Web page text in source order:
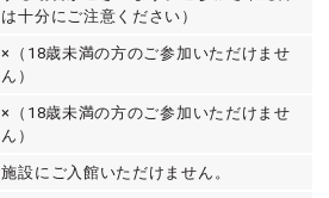
は十分にご注意ください）
×（18歳未満の方のご参加いただけませ
ん）
×（18歳未満の方のご参加いただけませ
ん）
施設にご入館いただけません。